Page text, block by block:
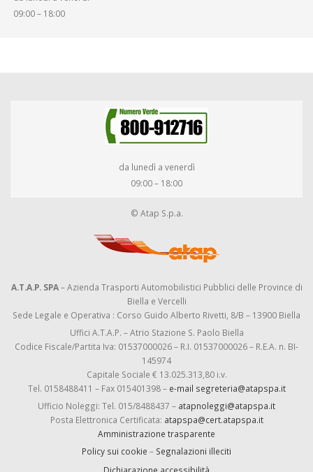
09:00 – 18:00
da lunedì a venerdì
09:00 – 18:00
© Atap S.p.a.
A.T.A.P. SPA– Azienda Trasporti Automobilistici Pubblici delle Province di
Biella e Vercelli
Sede Legale e Operativa : Corso Guido Alberto Rivetti, 8/B – 13900 Biella
Uffici A.T.A.P. – Atrio Stazione S. Paolo Biella
Codice Fiscale/Partita Iva: 01537000026 – R.I. 01537000026 – R.E.A. n. BI-
145974
Capitale Sociale € 13.025.313,80 i.v.
Tel. 0158488411 – Fax 015401398 – e-mail segreteria@atapspa.it
Ufficio Noleggi: Tel. 015/8488437 – atapnoleggi@atapspa.it
Posta Elettronica Certificata: atapspa@cert.atapspa.it
Amministrazione trasparente
Policy sui cookie – Segnalazioni illeciti